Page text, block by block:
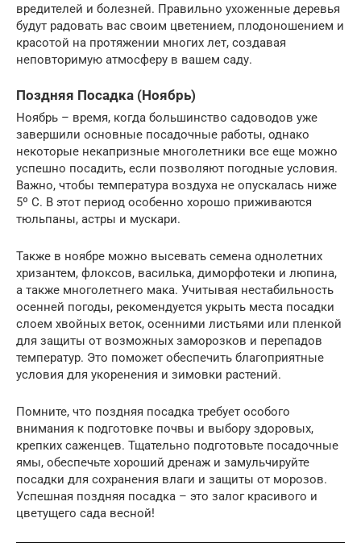
вредителей и болезней. Правильно ухоженные деревья
будут радовать вас своим цветением, плодоношением и
красотой на протяжении многих лет, создавая
неповторимую атмосферу в вашем саду.
Поздняя Посадка (Ноябрь)
Ноябрь – время, когда большинство садоводов уже
завершили основные посадочные работы, однако
некоторые некапризные многолетники все еще можно
успешно посадить, если позволяют погодные условия.
Важно, чтобы температура воздуха не опускалась ниже
5º С. В этот период особенно хорошо приживаются
тюльпаны, астры и мускари.
Также в ноябре можно высевать семена однолетних
хризантем, флоксов, василька, диморфотеки и люпина,
а также многолетнего мака. Учитывая нестабильность
осенней погоды, рекомендуется укрыть места посадки
слоем хвойных веток, осенними листьями или пленкой
для защиты от возможных заморозков и перепадов
температур. Это поможет обеспечить благоприятные
условия для укоренения и зимовки растений.
Помните, что поздняя посадка требует особого
внимания к подготовке почвы и выбору здоровых,
крепких саженцев. Тщательно подготовьте посадочные
ямы, обеспечьте хороший дренаж и замульчируйте
посадки для сохранения влаги и защиты от морозов.
Успешная поздняя посадка – это залог красивого и
цветущего сада весной!